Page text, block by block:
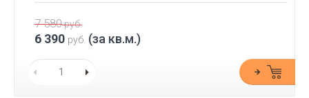
7 580руб.
6 390 руб. (за кв.м.)